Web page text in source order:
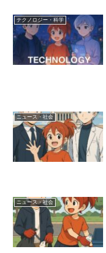
テクノロジー・科学
ニュース・社会
ニュース・社会